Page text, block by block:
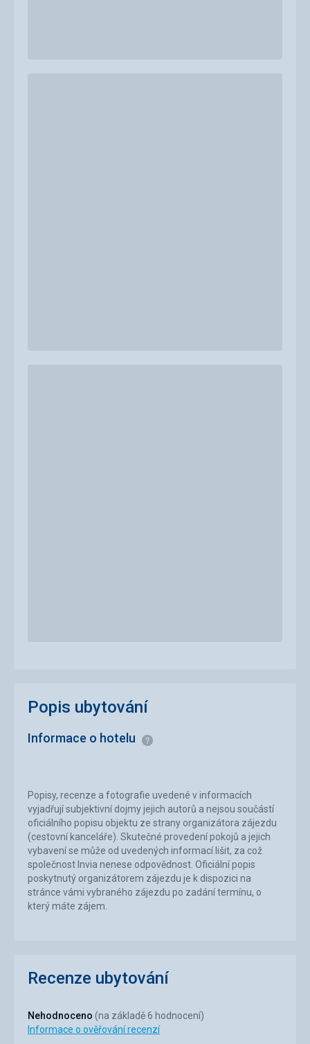
Popisy, recenze a fotografie uvedené v informacích
vyjadřují subjektivní dojmy jejich autorů a nejsou součástí
oficiálního popisu objektu ze strany organizátora zájezdu
(cestovní kanceláře). Skutečné provedení pokojů a jejich
vybavení se může od uvedených informací lišit, za což
společnost Invia nenese odpovědnost. Oficiální popis
poskytnutý organizátorem zájezdu je k dispozici na
stránce vámi vybraného zájezdu po zadání termínu, o
který máte zájem.
Popis ubytování
Informace o hotelu Informace
Recenze ubytování
Nehodnoceno (na základě 6 hodnocení)
Informace o ověřování recenzí